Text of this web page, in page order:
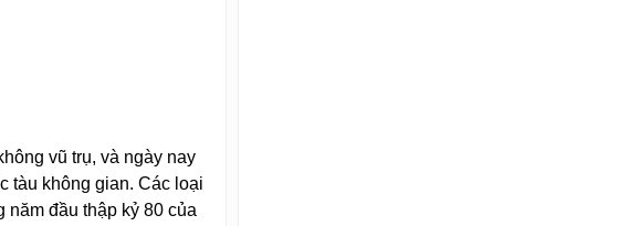
vũ trụ, và ngày nay
tàu không gian. Các loại
đầu thập kỷ 80 của